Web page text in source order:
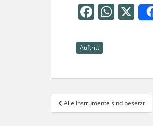
F
c
e
b
o
o
W
A
p
p
X
Auftritt
Beitragsnavigation
Alle Instrumente sind besetzt